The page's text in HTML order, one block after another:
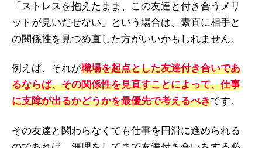
「ストレスを抱えたまま、この友達と付き合うメリ
ットが見いだせない」という場合は、素直に相手と
の関係性を見つめ直した方がいいかもしれません。
例えば、それが職場を起点とした友達付き合いであ
るならば、その関係性を見直すことによって、仕事
に支障が出るかどうかを最優先で考えるべきです。
その友達と関わらなくても仕事を円滑に進められる